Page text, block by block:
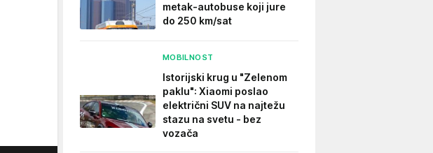
metak-autobuse koji jure
do 250 km/sat
MOBILNOST
Istorijski krug u "Zelenom
paklu": Xiaomi poslao
električni SUV na najtežu
stazu na svetu - bez
vozača